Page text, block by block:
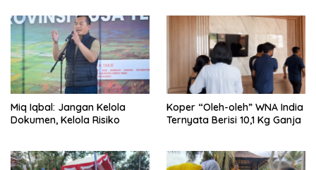
Miq Iqbal: Jangan Kelola
Dokumen, Kelola Risiko
Koper “Oleh-oleh” WNA India
Ternyata Berisi 10,1 Kg Ganja